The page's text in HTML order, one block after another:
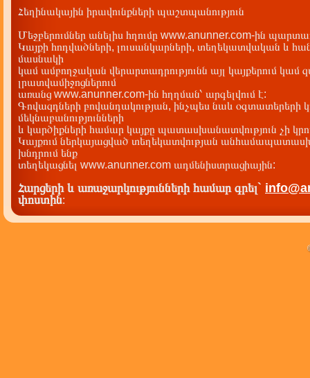
Հեղինակային իրավունքների պաշտպանություն
Մեջբերումներ անելիս հղումը www.anunner.com-ին
Կայքի հոդվածների, լուսանկարների, տեղեկատվական և
մասնակի
կամ ամբողջական վերարտադրությունն այլ կայքերում կամ
լրատվամիջոցներում
առանց www.anunner.com-ին հղղման՝ արգելվում է:
Գովազդների բովանդակության, ինչպես նաև օգտատերերի
մեկնաբանությունների
և կարծիքների համար կայքը պատասխանատվություն չի
Կայքում ներկայացված տեղեկատվության
խնդրում ենք
տեղեկացնել www.anunner.com ադմենիստրացիային:
Հարցերի և առաջարկությունների համար գրել`
փոստին: